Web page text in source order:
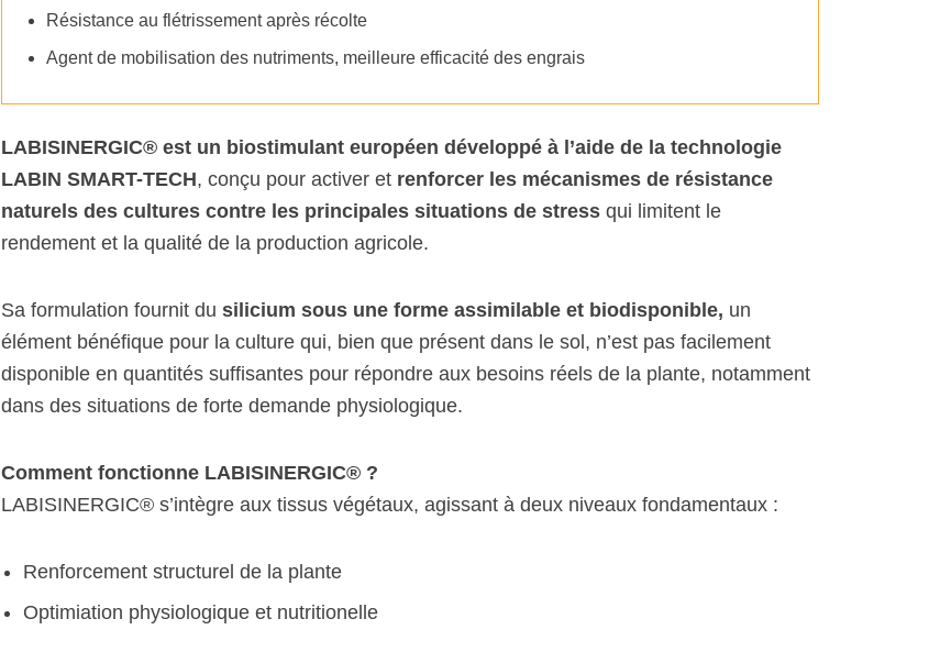
Agriculture biologique
Résistance au flétrissement après récolte
Agent de mobilisation des nutriments, meilleure efficacité des engrais
LABISINERGIC® est un biostimulant européen développé à l’aide de la technologie
LABIN SMART-TECH, conçu pour activer et renforcer les mécanismes de résistance
naturels des cultures contre les principales situations de stress qui limitent le
rendement et la qualité de la production agricole.
Sa formulation fournit dusilicium sous une forme assimilable et biodisponible, un
élément bénéfique pour la culture qui, bien que présent dans le sol, n’est pas facilement
disponible en quantités suffisantes pour répondre aux besoins réels de la plante, notamment
dans des situations de forte demande physiologique.
Comment fonctionne LABISINERGIC® ?
LABISINERGIC® s’intègre aux tissus végétaux, agissant à deux niveaux fondamentaux :
Renforcement structurel de la plante
Optimiation physiologique et nutritionelle